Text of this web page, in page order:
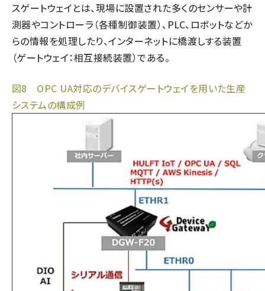
スゲートウェイとは、現場に設置された多くのセンサーや計
測器やコントローラ（各種制御装置）、PLC、ロボットなどか
らの情報を処理したり、インターネットに橋渡しする装置
（ゲートウェイ：相互接続装置）である。
図8 OPC UA対応のデバイスゲートウェイを用いた生産
システムの構成例